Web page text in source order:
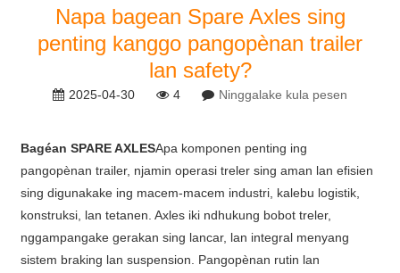
Napa bagean Spare Axles sing
penting kanggo pangopènan trailer
lan safety?
2025-04-30 4 Ninggalake kula pesen
Bagéan SPARE AXLESApa komponen penting ing
pangopènan trailer, njamin operasi treler sing aman lan efisien
sing digunakake ing macem-macem industri, kalebu logistik,
konstruksi, lan tetanen. Axles iki ndhukung bobot treler,
nggampangake gerakan sing lancar, lan integral menyang
sistem braking lan suspension. Pangopènan rutin lan